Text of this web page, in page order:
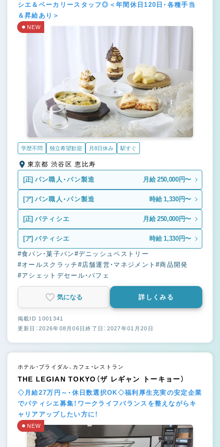
シエ＆ベーカリースタッフ◎＜年間休日120日・各種手当
＆昇給あり＞
NEW
学歴不問 独立希望歓迎 月8日休み 駅すぐ
東京都 渋谷区 恵比寿
[正] パン職人・パン製造 月給 250,000円〜
[ア] パン職人・パン製造 時給 1,330円〜
[正] パティシエ 月給 250,000円〜
[ア] パティシエ 時給 1,330円〜
#食パン・菓子パン #デニッシュペストリー
#オールスクラッチ #店舗運営・マネジメント#商品開発
#アシェットデセール・パフェ
気になる 詳しくみる
掲載ID 1001341
更新日：2026年08月06日終了日：2027年01月20日
ホテル・ブライダル、カフェ・レストラン
THE LEGIAN TOKYO（ザ レギャン トーキョー）
◇月給27万円～・休日数選択OK◇福利厚生充実の安定企業
でパティシエ募集！ワークライフバランスを整えながらキ
ャリアアップしたい方に！
NEW